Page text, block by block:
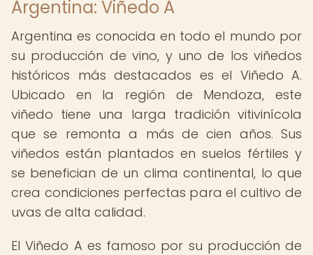
Argentina: Viñedo A
Argentina es conocida en todo el mundo por
su producción de vino, y uno de los viñedos
históricos más destacados es el Viñedo A.
Ubicado en la región de Mendoza, este
viñedo tiene una larga tradición vitivinícola
que se remonta a más de cien años. Sus
viñedos están plantados en suelos fértiles y
se benefician de un clima continental, lo que
crea condiciones perfectas para el cultivo de
uvas de alta calidad.
El Viñedo A es famoso por su producción de